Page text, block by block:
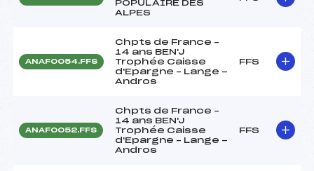
POPULAIRE DES
ALPES
ANAF0054.FFS
Chpts de France –
14 ans BEN'J
Trophée Caisse
d'Epargne – Lange -
Andros
FFS
ANAF0052.FFS
Chpts de France –
14 ans BEN'J
Trophée Caisse
d'Epargne – Lange -
Andros
FFS